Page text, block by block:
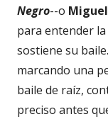
Negro--o
para entender
sostiene su
marcando una
baile de raíz,
preciso antes